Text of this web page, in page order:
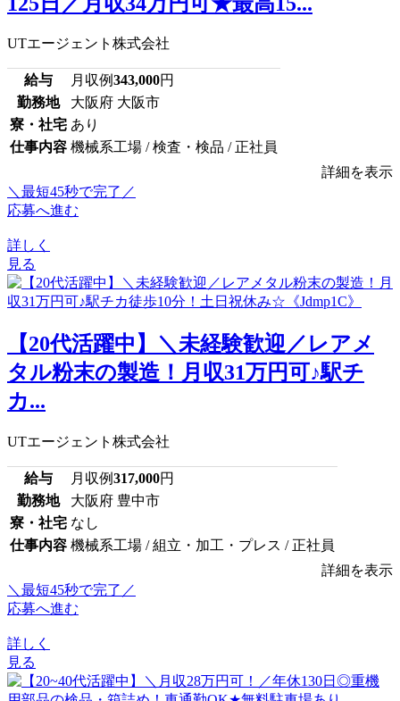
UTエージェント株式会社
給与 月収例343,000円
勤務地
大阪府 大阪市
寮・社宅 あり
仕事内容 機械系工場 / 検査・検品 / 正社員
詳細を表示
＼最短45秒で完了／
応募へ進む
詳しく
見る
【20代活躍中】＼未経験歓迎／レアメ
タル粉末の製造！月収31万円可♪駅チ
カ...
UTエージェント株式会社
給与 月収例317,000円
勤務地
大阪府 豊中市
寮・社宅 なし
仕事内容 機械系工場 / 組立・加工・プレス / 正社員
詳細を表示
＼最短45秒で完了／
応募へ進む
詳しく
見る